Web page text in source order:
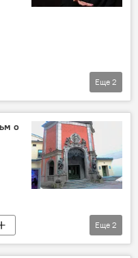
Хаматова
Еще 2
о
Еще 2